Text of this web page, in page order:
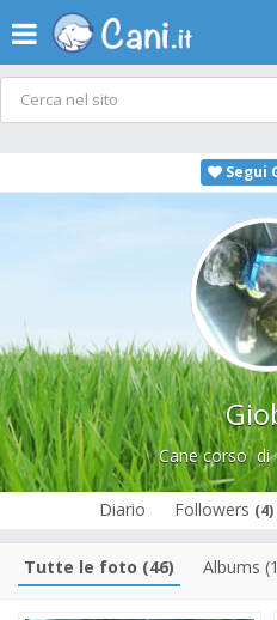
Segui
Cane corso
Diario Followers (4)
Tutte le foto (46) Albums